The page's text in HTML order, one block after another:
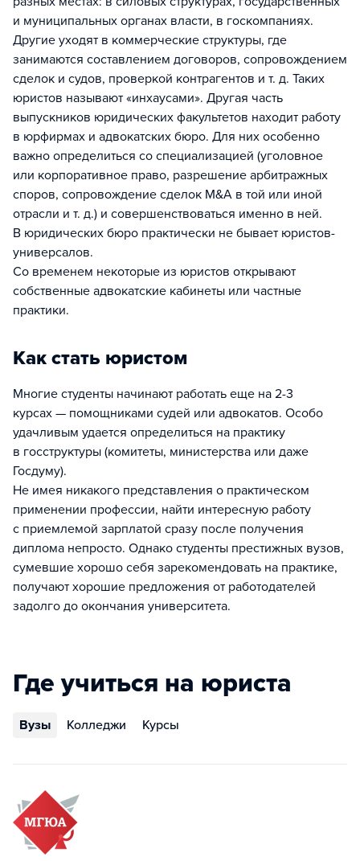
и муниципальных органах власти, в госкомпаниях.
Другие уходят в коммерческие структуры, где
занимаются составлением договоров, сопровождением
сделок и судов, проверкой контрагентов и т. д. Таких
юристов называют «инхаусами». Другая часть
выпускников юридических факультетов находит работу
в юрфирмах и адвокатских бюро. Для них особенно
важно определиться со специализацией (уголовное
или корпоративное право, разрешение арбитражных
споров, сопровождение сделок M&A в той или иной
отрасли и т. д.) и совершенствоваться именно в ней.
В юридических бюро практически не бывает юристов-
универсалов.
Со временем некоторые из юристов открывают
собственные адвокатские кабинеты или частные
практики.
Как стать юристом
Многие студенты начинают работать еще на 2-3
курсах — помощниками судей или адвокатов. Особо
удачливым удается определиться на практику
в госструктуры (комитеты, министерства или даже
Госдуму).
Не имея никакого представления о практическом
применении профессии, найти интересную работу
с приемлемой зарплатой сразу после получения
диплома непросто. Однако студенты престижных вузов,
сумевшие хорошо себя зарекомендовать на практике,
получают хорошие предложения от работодателей
задолго до окончания университета.
Где учиться на юриста
Вузы Колледжи Курсы